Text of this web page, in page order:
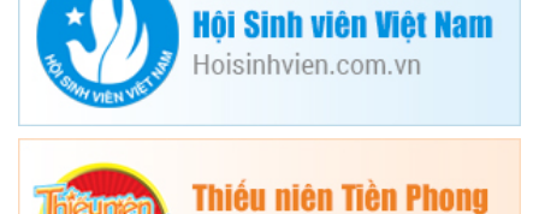
Có rất nhiều hoạt
động để em thực
hiện theo những
trong đó em thích
nuôi heo đất. Chỉ